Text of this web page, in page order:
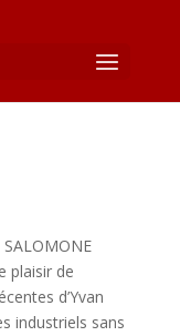
plaisir de
d’Yvan
industriels sans